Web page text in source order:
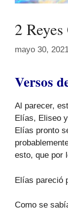
2
mayo 30,
Versos
Al parecer,
Elías, Eliseo
Elías pronto
esto, que por
Elías pareció
Como se